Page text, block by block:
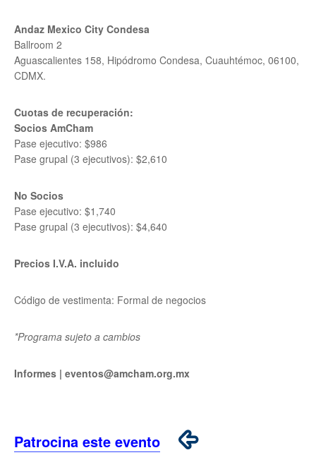
Andaz Mexico City Condesa
Ballroom 2
Aguascalientes 158, Hipódromo Condesa, Cuauhtémoc, 06100,
CDMX.
Cuotas de recuperación:
Socios AmCham
Pase ejecutivo: $986
Pase grupal (3 ejecutivos): $2,610
No Socios
Pase ejecutivo: $1,740
Pase grupal (3 ejecutivos): $4,640
Precios I.V.A. incluido
Código de vestimenta: Formal de negocios
*Programa sujeto a cambios
Informes | eventos@amcham.org.mx
Patrocina este evento